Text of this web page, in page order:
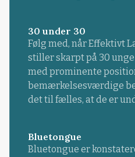
30 under 30
Følg med, når Effektivt
stiller skarpt på 30
med prominente
bemærkelsesværdige
det til fælles, at de er
Bluetongue
Bluetongue er